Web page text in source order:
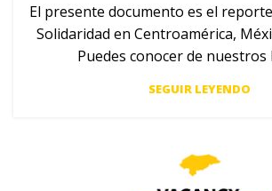
El presente documento es el
Solidaridad en Centroamérica,
Puedes conocer de nuestros
SEGUIR LEYENDO